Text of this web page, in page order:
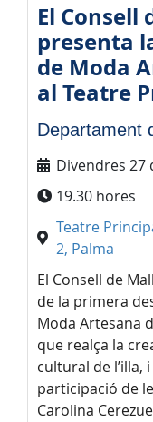
El Consell
presenta
de Moda
al Teatre
Departament
Divendres 27
19.30 hores
Teatre
2, Palma
El Consell de
de la primera
Moda Artesana
que realça la
cultural de l’illa,
participació de
Carolina